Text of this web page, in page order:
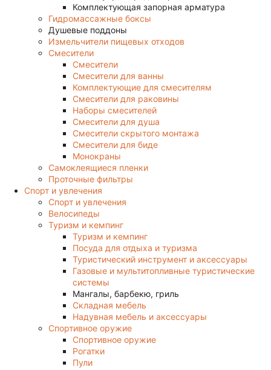
Комплектующая запорная арматура
Гидромассажные боксы
Душевые поддоны
Измельчители пищевых отходов
Смесители
Смесители
Смесители для ванны
Комплектующие для смесителям
Смесители для раковины
Наборы смесителей
Смесители для душа
Смесители скрытого монтажа
Смесители для биде
Монокраны
Самоклеящиеся пленки
Проточные фильтры
Спорт и увлечения
Спорт и увлечения
Велосипеды
Туризм и кемпинг
Туризм и кемпинг
Посуда для отдыха и туризма
Туристический инструмент и аксессуары
Газовые и мультитопливные туристические
системы
Мангалы, барбекю, гриль
Складная мебель
Надувная мебель и аксессуары
Спортивное оружие
Спортивное оружие
Рогатки
Пули